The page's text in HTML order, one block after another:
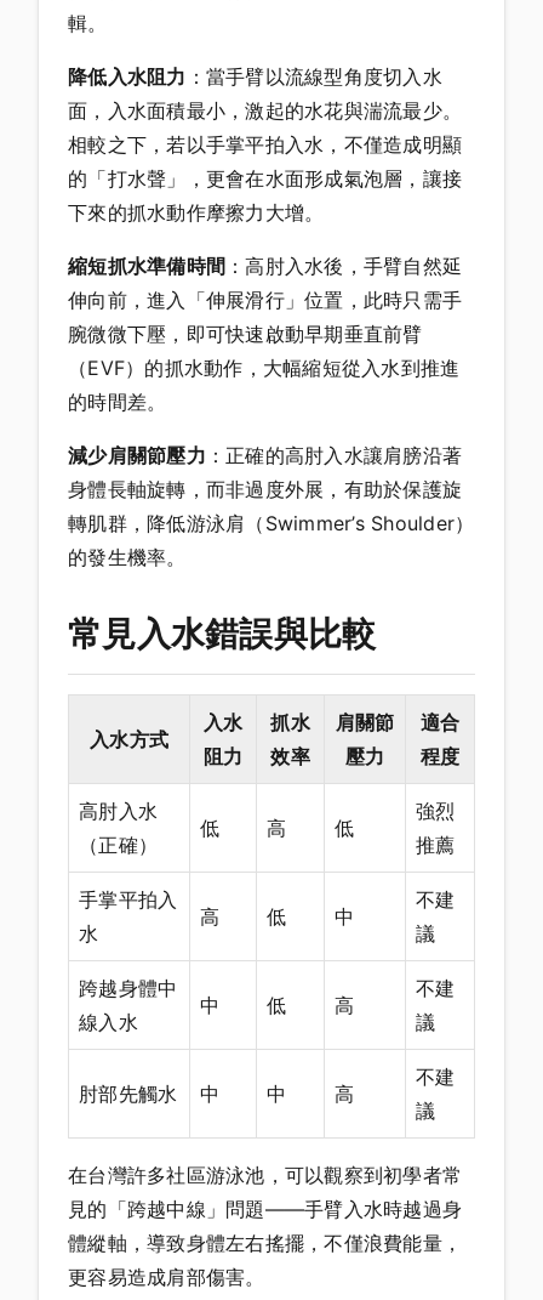
輯。
降低入水阻力 ：當手臂以流線型角度切入水
面，入水面積最小，激起的水花與湍流最少。
相較之下，若以手掌平拍入水，不僅造成明顯
的「打水聲」，更會在水面形成氣泡層，讓接
下來的抓水動作摩擦力大增。
縮短抓水準備時間 ：高肘入水後，手臂自然延
伸向前，進入「伸展滑行」位置，此時只需手
腕微微下壓，即可快速啟動早期垂直前臂
（EVF）的抓水動作，大幅縮短從入水到推進
的時間差。
減少肩關節壓力 ：正確的高肘入水讓肩膀沿著
身體長軸旋轉，而非過度外展，有助於保護旋
轉肌群，降低游泳肩（Swimmer’s Shoulder）
的發生機率。
常見入水錯誤與比較
入水方式
入水
阻力
抓水
效率
肩關節
壓力
適合
程度
高肘入水
（正確）
低 高 低
強烈
推薦
手掌平拍入
水
高 低 中
不建
議
跨越身體中
線入水
中 低 高
不建
議
肘部先觸水 中 中 高
不建
議
在台灣許多社區游泳池，可以觀察到初學者常
見的「跨越中線」問題——手臂入水時越過身
體縱軸，導致身體左右搖擺，不僅浪費能量，
更容易造成肩部傷害。